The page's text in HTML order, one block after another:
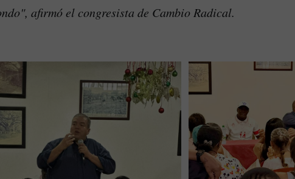
afirmó el congresista de Cambio Radical.